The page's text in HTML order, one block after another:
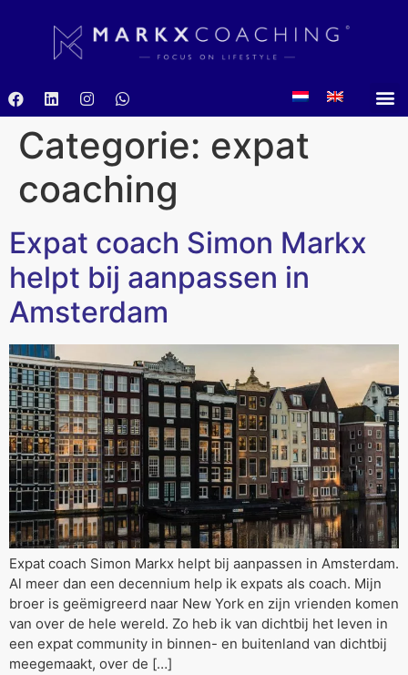
Categorie: expat
coaching
Expat coach Simon Markx
helpt bij aanpassen in
Amsterdam
Expat coach Simon Markx helpt bij aanpassen in Amsterdam.
Al meer dan een decennium help ik expats als coach. Mijn
broer is geëmigreerd naar New York en zijn vrienden komen
van over de hele wereld. Zo heb ik van dichtbij het leven in
een expat community in binnen- en buitenland van dichtbij
meegemaakt, over de […]